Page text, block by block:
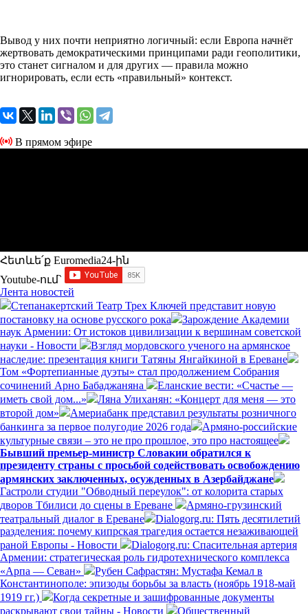
Вывод у них почти неприятно логичный: если Европа начнёт
жертвовать демократическими принципами ради геополитики,
это станет сигналом и для других — правила можно
игнорировать, если есть «правильный» контекст.
В прямом эфире
Հետևե՛ք Euromedia24-ին
Youtube-ում`
Лента новостей
Степанакертский Театр Трех Ключей представит новую
постановку на основе русского рока
Зарождение Академии
наук Армении: От истоков цивилизации к вершинам советской
науки - Новости
Взгляд мордовского ученого на армянское
наследие: презентация книги Татяны Янгайкиной в Ереване
Том «Фортепианные дуэты» стал продолжением Собрания
сочинений Арно Бабаджаняна
Еланские вести: «Счастье —
иметь свой дом...»
Ляна Улиханян: «Концерт для меня — это
второй дом»
Америабанк представил результаты розничного
банкинга за первое полугодие 2026 года
Армяно-российские
культурные связи – это не про прошлое, это про настоящее
Бывший премьер-министр Словакии обратился к
президенту страны с просьбой содействовать освобождению
армянских заключенных, осужденных в Азербайджане
Гастроли студии "Обводный переулок": от колорита старых
дворов Тбилиси до сцены в Ереване
Армяно-грузинский
театральный диалог в Ереване
Dialogorg.ru: Пять десятилетий
разделения: почему кипрская трагедия остается незаживающей
раной Европы - Новости
Dialogorg.ru: Спасительная артерия
Армении: стратегическая роль гидротехнического комплекса
«Арпа — Севан»
Рубен Сафрастян: Мустафа Кемал в
Константинополе: эпизоды борьбы за власть (ноябрь 1918-май
1919 гг.)
Когда секретные и зашифрованные документы
раскрывают свои тайны - Новости
Общественный